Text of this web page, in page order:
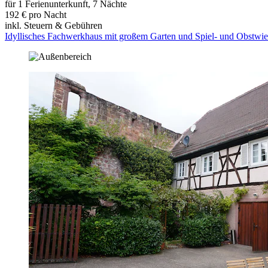
für 1 Ferienunterkunft, 7 Nächte
192 € pro Nacht
inkl. Steuern & Gebühren
Idyllisches Fachwerkhaus mit großem Garten und Spiel- und